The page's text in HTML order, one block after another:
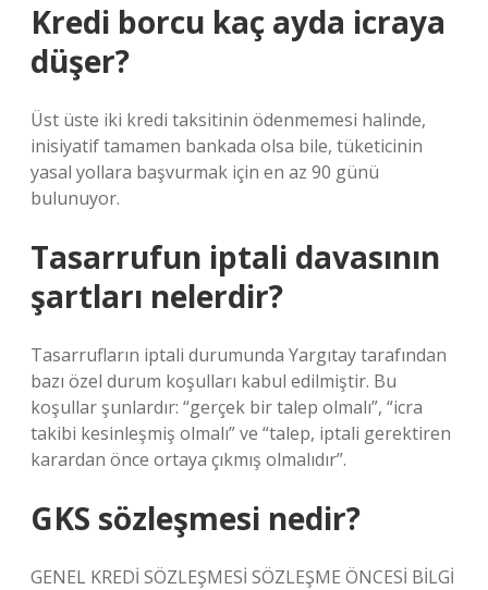
Kredi borcu kaç ayda icraya
düşer?
Üst üste iki kredi taksitinin ödenmemesi halinde,
inisiyatif tamamen bankada olsa bile, tüketicinin
yasal yollara başvurmak için en az 90 günü
bulunuyor.
Tasarrufun iptali davasının
şartları nelerdir?
Tasarrufların iptali durumunda Yargıtay tarafından
bazı özel durum koşulları kabul edilmiştir. Bu
koşullar şunlardır: “gerçek bir talep olmalı”, “icra
takibi kesinleşmiş olmalı” ve “talep, iptali gerektiren
karardan önce ortaya çıkmış olmalıdır”.
GKS sözleşmesi nedir?
GENEL KREDİ SÖZLEŞMESİ SÖZLEŞME ÖNCESİ BİLGİ